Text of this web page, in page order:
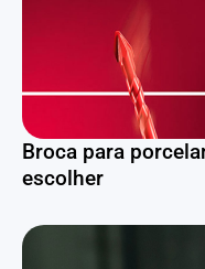
Broca para
escolher